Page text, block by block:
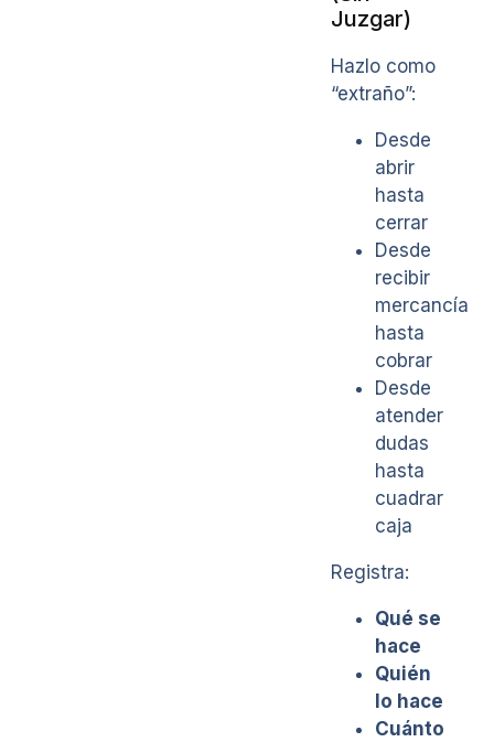
Juzgar)
Hazlo como
“extraño”:
Desde
abrir
hasta
cerrar
Desde
recibir
mercancía
hasta
cobrar
Desde
atender
dudas
hasta
cuadrar
caja
Registra:
Qué se
hace
Quién
lo hace
Cuánto